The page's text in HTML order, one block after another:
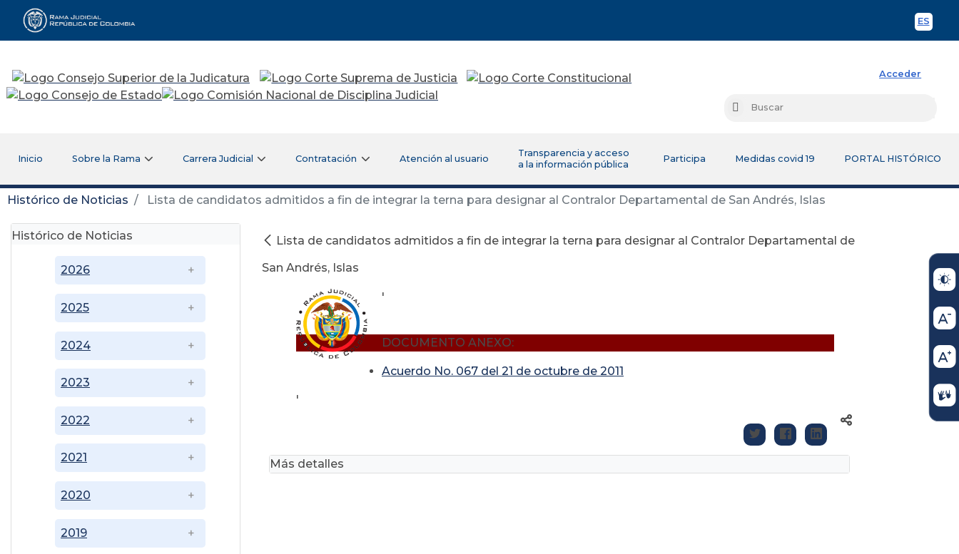
ES
Rama Judicial
Acceder
Buscar
Inicio Sobre la Rama Carrera Judicial Contratación Atención al usuario
Transparencia y acceso
a la información pública
Participa Medidas covid 19 PORTAL HISTÓRICO
Histórico de Noticias Lista de candidatos admitidos a fin de integrar la terna para designar al Contralor Departamental de San Andrés, Islas
Histórico de Noticias
2019
2020
2021
2022
2023
2024
2025
2026
Lista de candidatos admitidos a fin de integrar la terna para designar al Contralor Departamental de
San Andrés, Islas
'
DOCUMENTO ANEXO:
Acuerdo No. 067 del 21 de octubre de 2011
'
Más detalles